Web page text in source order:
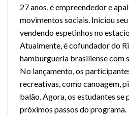
27 anos, é empreendedor e
movimentos sociais. Iniciou
vendendo espetinhos no
Atualmente, é cofundador do
hamburgueria brasiliense com
No lançamento, os
recreativas, como canoagem,
balão. Agora, os estudantes se
próximos passos do programa.